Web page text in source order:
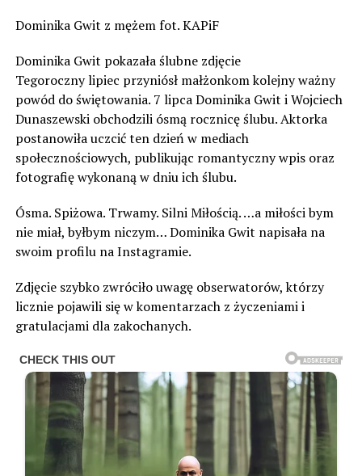
Dominika Gwit z mężem fot. KAPiF
Dominika Gwit pokazała ślubne zdjęcie
Tegoroczny lipiec przyniósł małżonkom kolejny ważny
powód do świętowania. 7 lipca Dominika Gwit i Wojciech
Dunaszewski obchodzili ósmą rocznicę ślubu. Aktorka
postanowiła uczcić ten dzień w mediach
społecznościowych, publikując romantyczny wpis oraz
fotografię wykonaną w dniu ich ślubu.
Ósma. Spiżowa. Trwamy. Silni Miłością. …a miłości bym
nie miał, byłbym niczym… Dominika Gwit napisała na
swoim profilu na Instagramie.
Zdjęcie szybko zwróciło uwagę obserwatorów, którzy
licznie pojawili się w komentarzach z życzeniami i
gratulacjami dla zakochanych.